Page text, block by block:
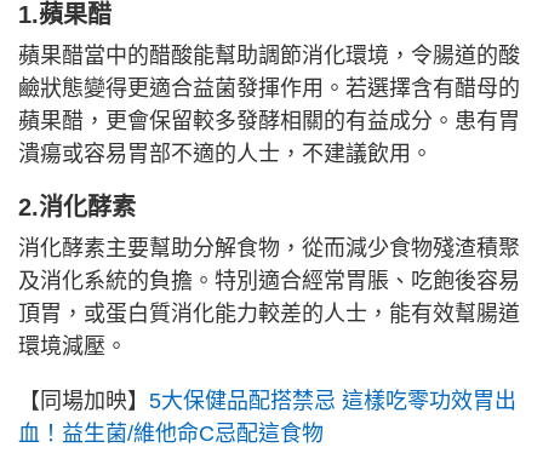
1.蘋果醋
蘋果醋當中的醋酸能幫助調節消化環境，令腸道的酸
鹼狀態變得更適合益菌發揮作用。若選擇含有醋母的
蘋果醋，更會保留較多發酵相關的有益成分。患有胃
潰瘍或容易胃部不適的人士，不建議飲用。
2.消化酵素
消化酵素主要幫助分解食物，從而減少食物殘渣積聚
及消化系統的負擔。特別適合經常胃脹、吃飽後容易
頂胃，或蛋白質消化能力較差的人士，能有效幫腸道
環境減壓。
【同場加映】 5大保健品配搭禁忌 這樣吃零功效胃出
血！益生菌/維他命C忌配這食物